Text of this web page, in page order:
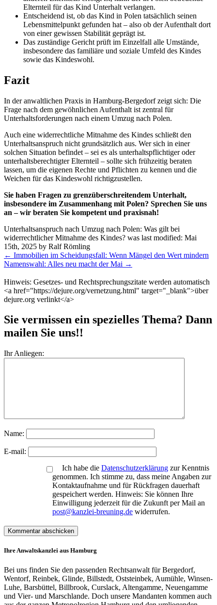
Elternteil für das Kind Unterhalt verlangen.
Entscheidend ist, ob das Kind in Polen tatsächlich seinen
Lebensmittelpunkt gefunden hat – also ob der Aufenthalt dort
von einer gewissen Stabilität geprägt ist.
Das zuständige Gericht prüft im Einzelfall alle Umstände,
insbesondere das familiäre und soziale Umfeld des Kindes
sowie das Kindeswohl.
Fazit
In der anwaltlichen Praxis in Hamburg-Bergedorf zeigt sich: Die
Frage nach dem gewöhnlichen Aufenthalt ist zentral für
Unterhaltsforderungen nach einem Umzug nach Polen.
Auch eine widerrechtliche Mitnahme des Kindes schließt den
Unterhaltsanspruch nicht grundsätzlich aus. Wer sich in einer
solchen Situation befindet – sei es als unterhaltspflichtiger oder
unterhaltsberechtigter Elternteil – sollte sich frühzeitig beraten
lassen, um die eigenen Rechte und Pflichten zu kennen und die
Weichen für das Kindeswohl richtigzustellen.
Sie haben Fragen zu grenzüberschreitendem Unterhalt,
insbesondere im Zusammenhang mit Polen? Sprechen Sie uns
an – wir beraten Sie kompetent und praxisnah!
Unterhaltsanspruch nach Umzug nach Polen: Was gilt bei
widerrechtlicher Mitnahme des Kindes? was last modified: Mai
15th, 2025 by Ralf Römling
Weitere
Meldungen
← Immobilien im Scheidungsfall: Wenn Mängel den Wert mindern
Namenswahl: Alles neu macht der Mai →
Hinweis: Gesetzes- und Rechtsprechungszitate werden automatisch
<a href="https://dejure.org/vernetzung.html" target="_blank">über
dejure.org verlinkt</a>
Sie vermissen ein spezielles Thema? Dann
mailen Sie uns!!
Ihr Anliegen:
Name:
E-mail:
Ich habe die Datenschutzerklärung zur Kenntnis
genommen. Ich stimme zu, dass meine Angaben zur
Kontaktaufnahme und für Rückfragen dauerhaft
gespeichert werden. Hinweis: Sie können Ihre
Einwilligung jederzeit für die Zukunft per Mail an
post@kanzlei-breuning.de widerrufen.
Ihre Anwaltskanzlei aus Hamburg
Bei uns finden Sie den passenden Rechtsanwalt für Bergedorf,
Wentorf, Reinbek, Glinde, Billstedt, Oststeinbek, Aumühle, Winsen-
Luhe, Barsbüttel, Billbrook, Curslack, Altengamme, Neuengamme
und Vier- und Marschlande. Doch unsere Mandanten kommen auch